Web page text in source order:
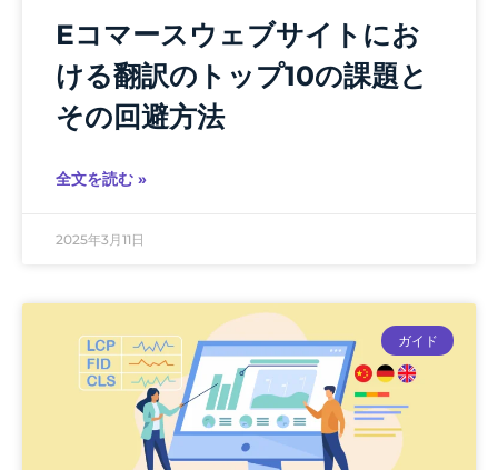
Eコマースウェブサイトにお
ける翻訳のトップ10の課題と
その回避方法
全文を読む »
2025年3月11日
ガイド